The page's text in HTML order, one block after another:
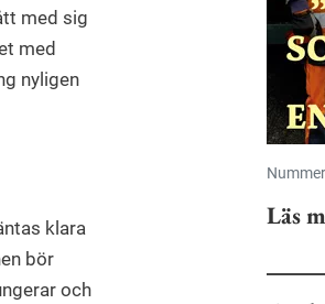
med sig
med
nyligen
klara
bör
och
Läs